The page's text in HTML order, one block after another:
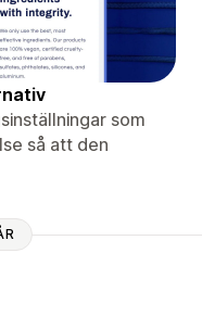
som
så att den